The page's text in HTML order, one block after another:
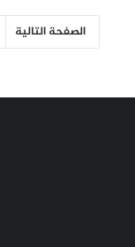
الصفحة التالية